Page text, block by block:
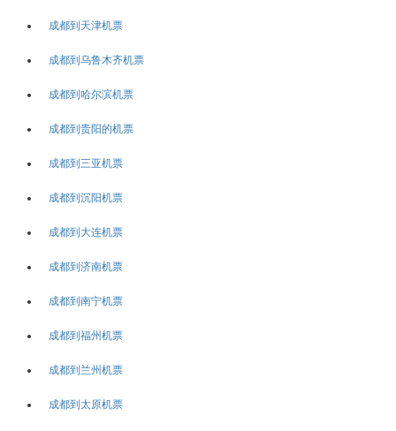
成都到天津机票
成都到乌鲁木齐机票
成都到哈尔滨机票
成都到贵阳的机票
成都到三亚机票
成都到沉阳机票
成都到大连机票
成都到济南机票
成都到南宁机票
成都到福州机票
成都到兰州机票
成都到太原机票